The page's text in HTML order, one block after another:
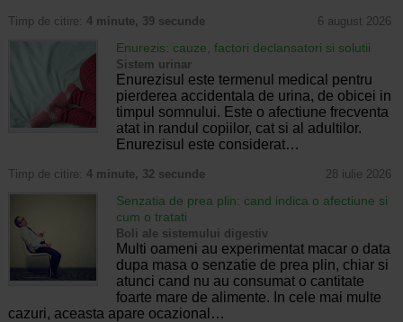
Timp de citire: 4 minute, 39 secunde 6 august 2026
Enurezis: cauze, factori declansatori si solutii
Sistem urinar
Enurezisul este termenul medical pentru
pierderea accidentala de urina, de obicei in
timpul somnului. Este o afectiune frecventa
atat in randul copiilor, cat si al adultilor.
Enurezisul este considerat…
Timp de citire: 4 minute, 32 secunde 28 iulie 2026
Senzatia de prea plin: cand indica o afectiune si
cum o tratati
Boli ale sistemului digestiv
Multi oameni au experimentat macar o data
dupa masa o senzatie de prea plin, chiar si
atunci cand nu au consumat o cantitate
foarte mare de alimente. In cele mai multe
cazuri, aceasta apare ocazional…